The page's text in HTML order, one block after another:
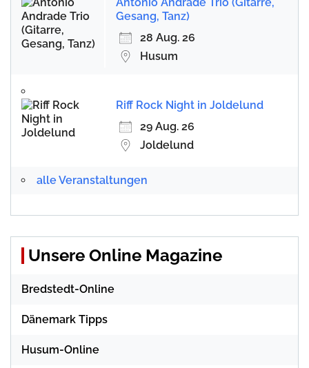
Gesang, Tanz)
28 Aug. 26
Husum
Riff Rock Night in Joldelund
29 Aug. 26
Joldelund
alle Veranstaltungen
Unsere Online Magazine
Bredstedt-Online
Dänemark Tipps
Husum-Online